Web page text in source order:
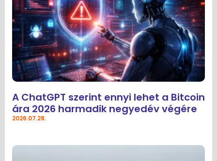
A ChatGPT szerint ennyi lehet a Bitcoin
ára 2026 harmadik negyedév végére
2026.07.28.